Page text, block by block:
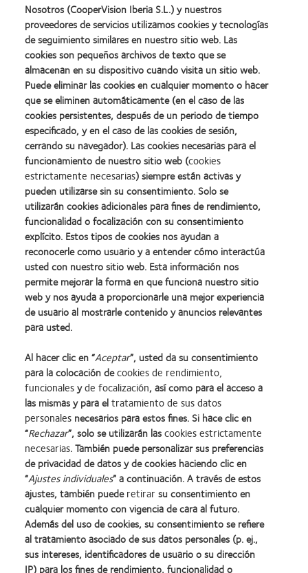
Learn
more
about
Premio
Silmo
d’Or
al
mejor
producto
con
MyDay™
Learn
more
about
2012
y
2010:
Mejor
empresa
para
el
desarrollo
Learn
more
about
2011:
Premios
a
la
mejor
fabricación
(2011)
Learn
more
about
2011:
Premio
a
la
salud
(2011)
Learn
more
about
2012:
Premio
Manufacturing
Leadership
100
(ML
100)
(2012)
Learn
more
about
2012
Premio
internacional
REBRAND
100®
(2012)
Learn
more
about
Premio
de
la
Industria
de
Nuestros productos Web del usuario
Nosotros (CooperVision Iberia S.L.) y nuestros
proveedores de servicios utilizamos cookies y tecnologías
de seguimiento similares en nuestro sitio web. Las
cookies son pequeños archivos de texto que se
almacenan en su dispositivo cuando visita un sitio web.
Puede eliminar las cookies en cualquier momento o hacer
que se eliminen automáticamente (en el caso de las
cookies persistentes, después de un periodo de tiempo
especificado, y en el caso de las cookies de sesión,
cerrando su navegador). Las cookies necesarias para el
funcionamiento de nuestro sitio web (cookies
estrictamente necesarias) siempre están activas y
pueden utilizarse sin su consentimiento. Solo se
utilizarán cookies adicionales para fines de rendimiento,
funcionalidad o focalización con su consentimiento
explícito. Estos tipos de cookies nos ayudan a
reconocerle como usuario y a entender cómo interactúa
usted con nuestro sitio web. Esta información nos
permite mejorar la forma en que funciona nuestro sitio
web y nos ayuda a proporcionarle una mejor experiencia
de usuario al mostrarle contenido y anuncios relevantes
para usted.
Al hacer clic en “Aceptar”, usted da su consentimiento
para la colocación decookies de rendimiento,
funcionalesyde focalización, así como para el acceso a
las mismas y para eltratamiento de sus datos
personales necesarios para estos fines. Si hace clic en
“Rechazar”, solo se utilizarán lascookies estrictamente
necesarias. También puede personalizar sus preferencias
de privacidad de datos y de cookies haciendo clic en
“Ajustes individuales” a continuación. A través de estos
ajustes, también puederetirarsu consentimiento en
cualquier momento con vigencia de cara al futuro.
Además del uso de cookies, su consentimiento se refiere
al tratamiento asociado de sus datos personales (p. ej.,
sus intereses, identificadores de usuario o su dirección
IP) para los fines de rendimiento, funcionalidad o